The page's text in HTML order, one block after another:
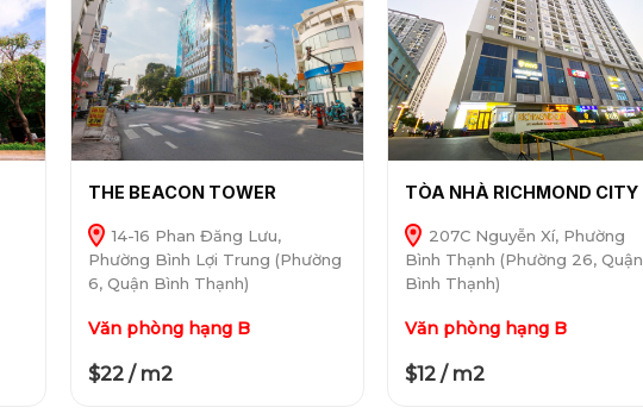
THE BEACON TOWER
14-16 Phan Đăng Lưu,
Phường Bình Lợi Trung (Phường
6, Quận Bình Thạnh)
Văn phòng hạng B
$22 / m2
TÒA NHÀ RICHMOND CITY
207C Nguyễn Xí, Phường
Bình Thạnh (Phường 26, Quận
Bình Thạnh)
Văn phòng hạng B
$12 / m2